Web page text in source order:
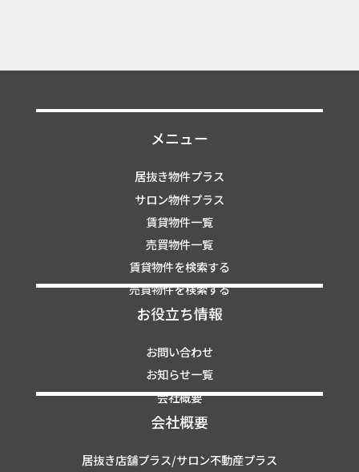
メニュー
居抜き物件プラス
サロン物件プラス
賃貸物件一覧
売買物件一覧
賃貸物件を検索する
売買物件を検索する
お役立ち情報
お問い合わせ
お知らせ一覧
会社概要
会社概要
居抜き店舗プラス/サロン不動産プラス